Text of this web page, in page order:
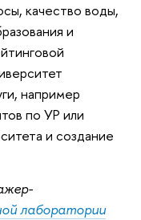
качество воды,
и
например
по УР или
и создание
лаборатории